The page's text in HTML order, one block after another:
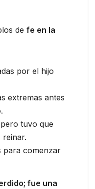
de fe en la
por el hijo
extremas antes
tuvo que
reinar.
para comenzar
fue una